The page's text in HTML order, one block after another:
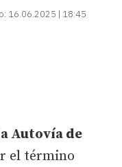
16.06.2025 | 18:45
Autovía de
el término